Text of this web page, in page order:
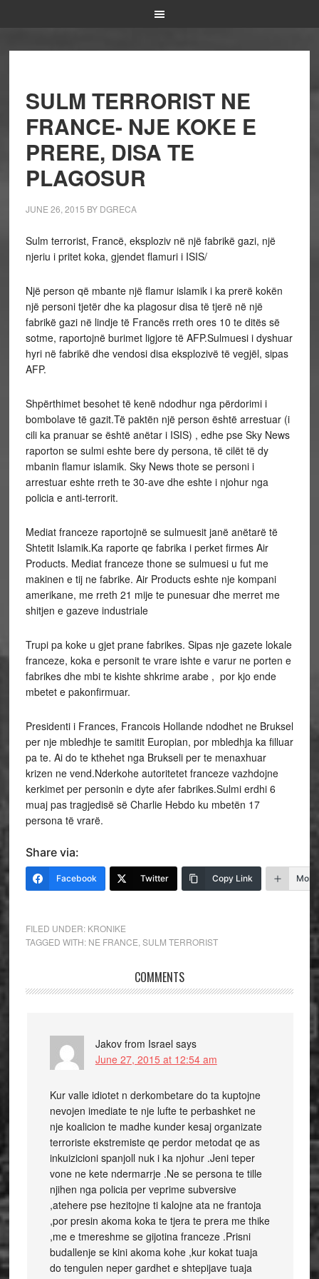
SULM TERRORIST NE
FRANCE- NJE KOKE E
PRERE, DISA TE
PLAGOSUR
JUNE 26, 2015 BY DGRECA
Sulm terrorist, Francë, eksploziv në një fabrikë gazi, një
njeriu i pritet koka, gjendet flamuri i ISIS/
Një person që mbante një flamur islamik i ka prerë kokën
një personi tjetër dhe ka plagosur disa të tjerë në një
fabrikë gazi në lindje të Francës rreth ores 10 te ditës së
sotme, raportojnë burimet ligjore të AFP.Sulmuesi i dyshuar
hyri në fabrikë dhe vendosi disa eksplozivë të vegjël, sipas
AFP.
Shpërthimet besohet të kenë ndodhur nga përdorimi i
bombolave të gazit.Të paktën një person është arrestuar (i
cili ka pranuar se është anëtar i ISIS) , edhe pse Sky News
raporton se sulmi eshte bere dy persona, të cilët të dy
mbanin flamur islamik. Sky News thote se personi i
arrestuar eshte rreth te 30-ave dhe eshte i njohur nga
policia e anti-terrorit.
Mediat franceze raportojnë se sulmuesit janë anëtarë të
Shtetit Islamik.Ka raporte qe fabrika i perket firmes Air
Products. Mediat franceze thone se sulmuesi u fut me
makinen e tij ne fabrike. Air Products eshte nje kompani
amerikane, me rreth 21 mije te punesuar dhe merret me
shitjen e gazeve industriale
Trupi pa koke u gjet prane fabrikes. Sipas nje gazete lokale
franceze, koka e personit te vrare ishte e varur ne porten e
fabrikes dhe mbi te kishte shkrime arabe , por kjo ende
mbetet e pakonfirmuar.
Presidenti i Frances, Francois Hollande ndodhet ne Bruksel
per nje mbledhje te samitit Europian, por mbledhja ka filluar
pa te. Ai do te kthehet nga Brukseli per te menaxhuar
krizen ne vend.Nderkohe autoritetet franceze vazhdojne
kerkimet per personin e dyte afer fabrikes.Sulmi erdhi 6
muaj pas tragjedisë së Charlie Hebdo ku mbetën 17
persona të vrarë.
Share via:
Facebook Twitter Copy Link More
FILED UNDER: KRONIKE
TAGGED WITH: NE FRANCE SULM TERRORIST
COMMENTS
Jakov from Israel says
June 27, 2015 at 12:54 am
Kur valle idiotet n derkombetare do ta kuptojne
nevojen imediate te nje lufte te perbashket ne
nje koalicion te madhe kunder kesaj organizate
terroriste ekstremiste qe perdor metodat qe as
inkuizicioni spanjoll nuk i ka njohur .Jeni teper
vone ne kete ndermarrje .Ne se persona te tille
njihen nga policia per veprime subversive
,atehere pse hezitojne ti kalojne ata ne frantoja
,por presin akoma koka te tjera te prera me thike
,me e tmereshme se gijotina franceze .Prisni
budallenje se kini akoma kohe ,kur kokat tuaja
do tengulen neper gardhet e shtepijave tuaja